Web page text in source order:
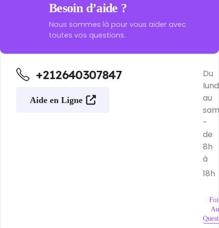
Besoin d’aide ?
Nous sommes là pour vous aider avec
toutes vos questions.
+212640307847
Aide en Ligne
Du
au
-
de
8h
à
18h